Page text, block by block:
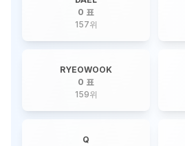
0 표
157위
RYEOWOOK
0 표
159위
Q